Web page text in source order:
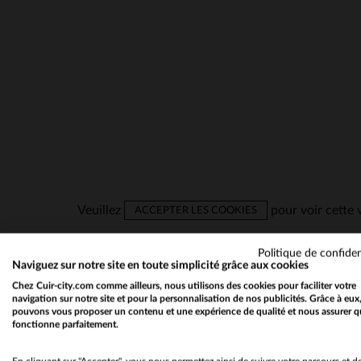
Veuillez ACCEPTER LES COOKIES pour voir cette
VESTES EN CUIR,
TROUVEZ VOTRE
Politique de
Naviguez sur notre site en toute simplicité grâce aux cookies
Chez Cuir-city.com comme ailleurs, nous utilisons des cookies pour faciliter votre
navigation sur notre site et pour la personnalisation de nos publicités. Grâce à
pouvons vous proposer un contenu et une expérience de qualité et nous assurer
fonctionne parfaitement.